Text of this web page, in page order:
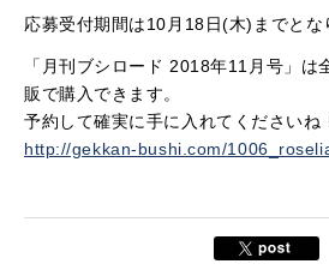
応募受付期間は10月18日(木)までとな
「月刊ブシロード 2018年11月号」は
販で購入できます。
予約して確実に手に入れてくださいね
http://gekkan-bushi.com/